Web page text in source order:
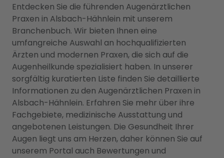
Entdecken Sie die führenden Augenärztlichen
Praxen in Alsbach-Hähnlein mit unserem
Branchenbuch. Wir bieten Ihnen eine
umfangreiche Auswahl an hochqualifizierten
Ärzten und modernen Praxen, die sich auf die
Augenheilkunde spezialisiert haben. In unserer
sorgfältig kuratierten Liste finden Sie detaillierte
Informationen zu den Augenärztlichen Praxen in
Alsbach-Hähnlein. Erfahren Sie mehr über ihre
Fachgebiete, medizinische Ausstattung und
angebotenen Leistungen. Die Gesundheit Ihrer
Augen liegt uns am Herzen, daher können Sie auf
unserem Portal auch Bewertungen und